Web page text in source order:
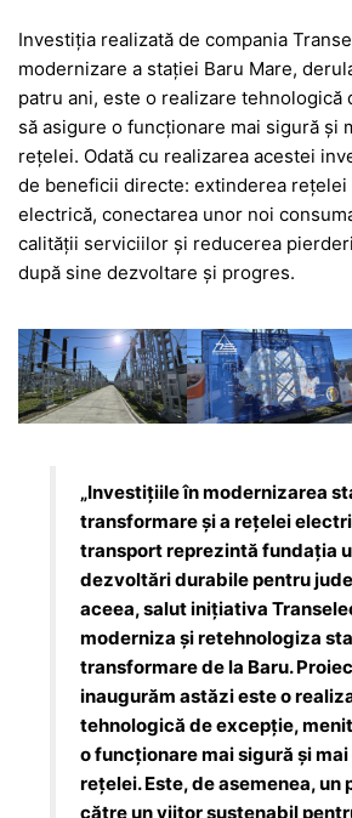
Investiția realizată de compania
modernizare a stației Baru Mare,
patru ani, este o realizare tehnologică
să asigure o funcționare mai sigură și
rețelei. Odată cu realizarea acestei
de beneficii directe: extinderea rețelei
electrică, conectarea unor noi
calității serviciilor și reducerea
după sine dezvoltare și progres.
„Investițiile în modernizarea
transformare și a rețelei
transport reprezintă fundația
dezvoltări durabile pentru
aceea, salut inițiativa
moderniza și retehnologiza
transformare de la Baru.
inaugurăm astăzi este o
tehnologică de excepție,
o funcționare mai sigură și
rețelei. Este, de asemenea, un
către un viitor sustenabil